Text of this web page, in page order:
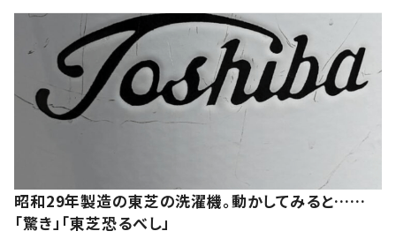
昭和29年製造の東芝の洗濯機。動かしてみると……
「驚き」「東芝恐るべし」